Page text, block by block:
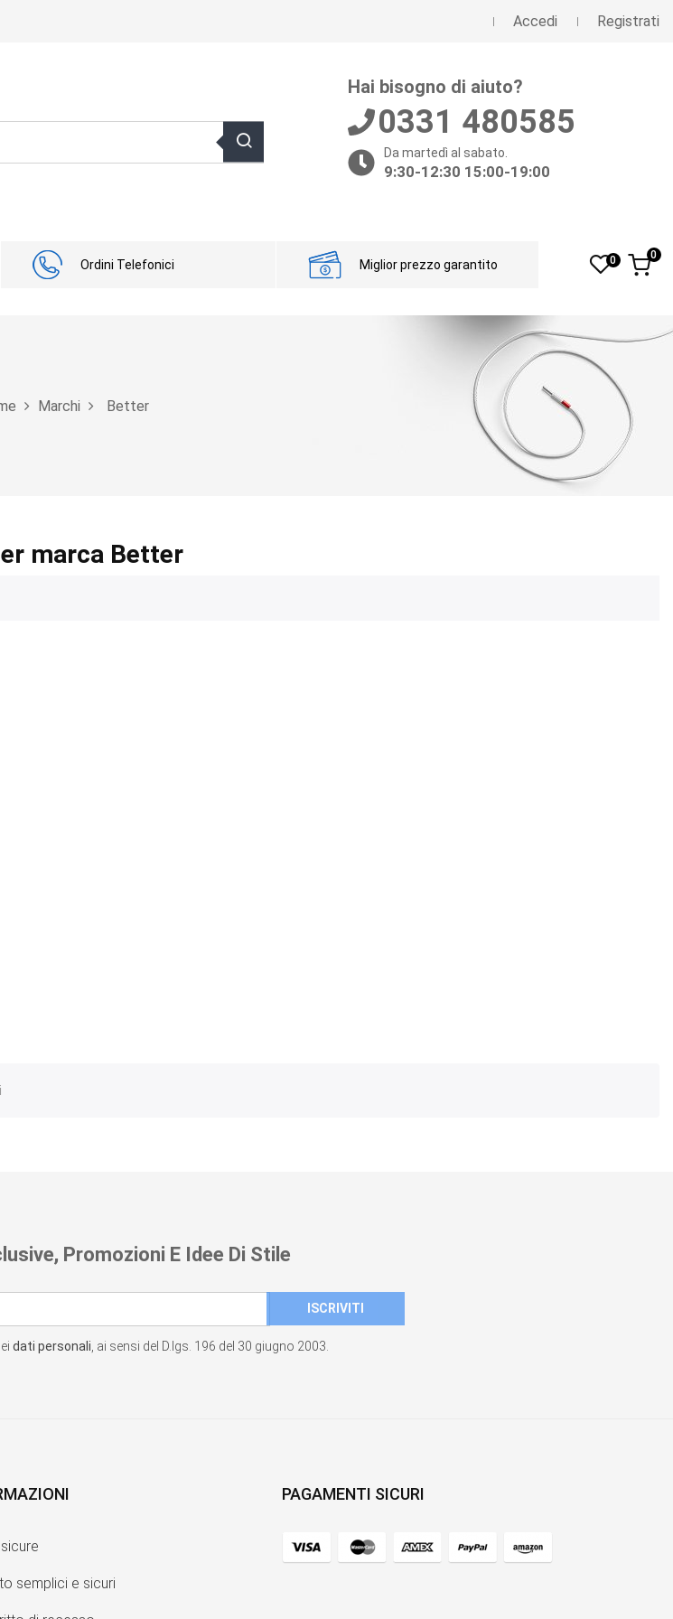
Accedi Registrati
Hai bisogno di aiuto?
0331 480585
Da martedì al sabato.
9:30-12:30 15:00-19:00
Ordini Telefonici Miglior prezzo garantito 0 0
Marchi Better
marca Better
Promozioni E Idee Di Stile
dati personali , ai sensi del D.lgs. 196 del 30 giugno 2003.
semplici e sicuri
PAGAMENTI SICURI